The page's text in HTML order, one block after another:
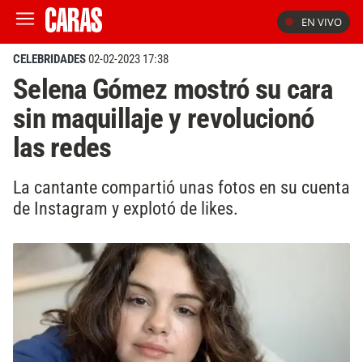
EN VIVO
CELEBRIDADES02-02-2023 17:38
Selena Gómez mostró su cara
sin maquillaje y revolucionó
las redes
La cantante compartió unas fotos en su cuenta
de Instagram y explotó de likes.